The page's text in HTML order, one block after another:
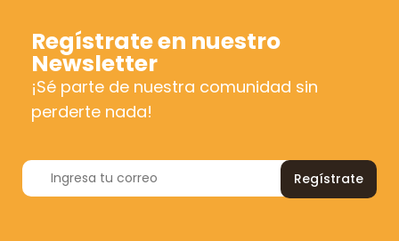
Regístrate en nuestro
Newsletter
¡Sé parte de nuestra comunidad sin
perderte nada!
Regístrate